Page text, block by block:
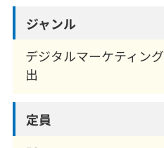
ジャンル
デジタルマーケティン
出
定員